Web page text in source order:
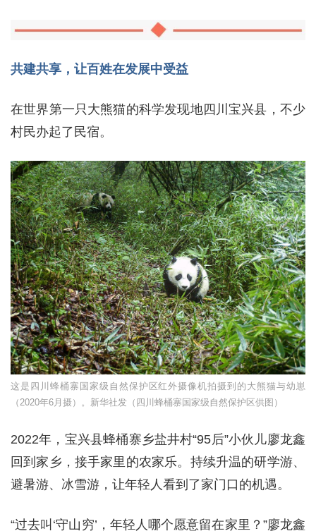
共建共享，让百姓在发展中受益
在世界第一只大熊猫的科学发现地四川宝兴县，不少
村民办起了民宿。
这是四川蜂桶寨国家级自然保护区红外摄像机拍摄到的大熊猫与幼崽
（2020年6月摄）。新华社发（四川蜂桶寨国家级自然保护区供图）
2022年，宝兴县蜂桶寨乡盐井村“95后”小伙儿廖龙鑫
回到家乡，接手家里的农家乐。持续升温的研学游、
避暑游、冰雪游，让年轻人看到了家门口的机遇。
“过去叫‘守山穷’，年轻人哪个愿意留在家里？”廖龙鑫